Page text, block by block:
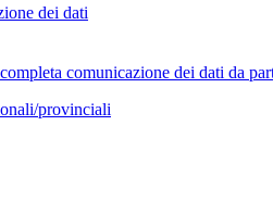
dei dati
comunicazione dei dati da
provinciali